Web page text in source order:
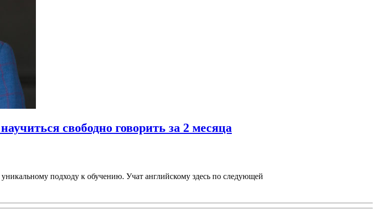
свободно говорить за 2 месяца
подходу к обучению. Учат английскому здесь по следующей